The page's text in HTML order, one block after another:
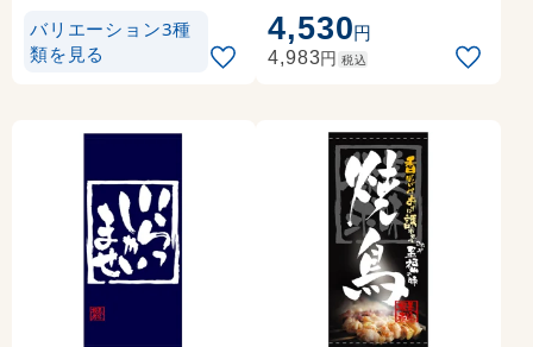
バリエーション3種
類を見る
4,530円
4,983円 税込